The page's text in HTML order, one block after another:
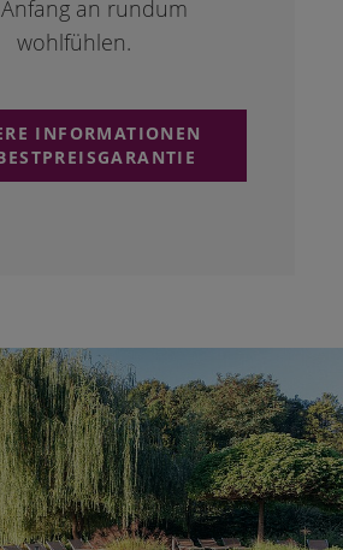
an rundum
wohlfühlen.
INFORMATIONEN